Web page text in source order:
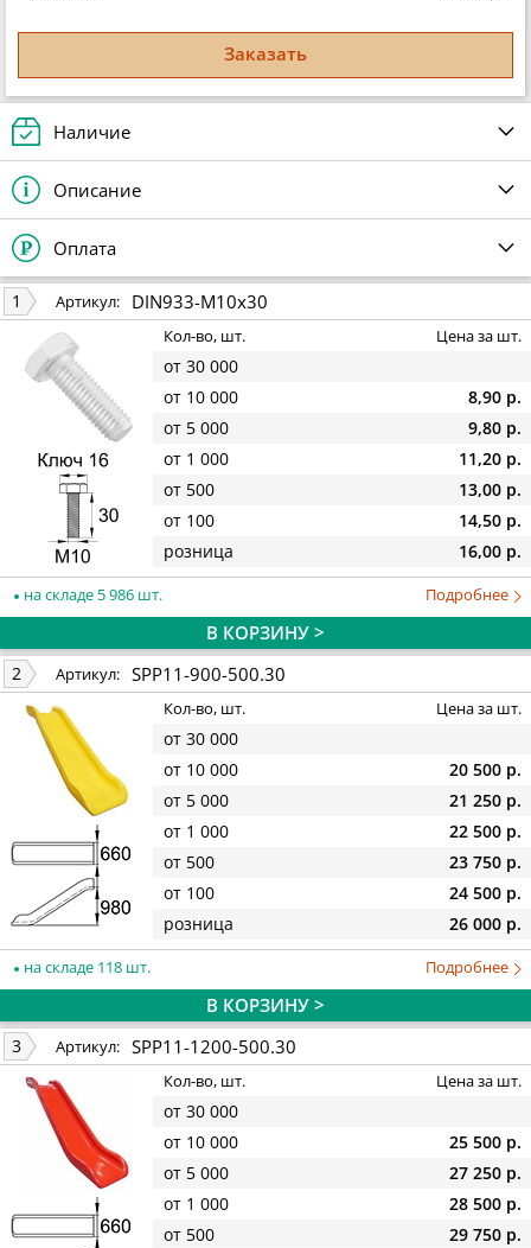
Заказать
Наличие
Описание
Оплата
1 Артикул: DIN933-M10x30
Кол-во, шт. Цена за шт.
от 30 000
от 10 000
8,90 р.
от 5 000
9,80 р.
от 1 000
11,20 р.
от 500
13,00 р.
от 100
14,50 р.
розница
16,00 р.
на складе 5 986 шт. Подробнее
В КОРЗИНУ >
2 Артикул: SPP11-900-500.30
Кол-во, шт. Цена за шт.
от 30 000
от 10 000
20 500 р.
от 5 000
21 250 р.
от 1 000
22 500 р.
от 500
23 750 р.
от 100
24 500 р.
розница
26 000 р.
на складе 118 шт. Подробнее
В КОРЗИНУ >
3 Артикул: SPP11-1200-500.30
Кол-во, шт. Цена за шт.
от 30 000
от 10 000
25 500 р.
от 5 000
27 250 р.
от 1 000
28 500 р.
от 500
29 750 р.